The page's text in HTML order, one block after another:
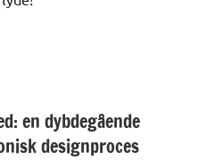
en dybdegående
designproces